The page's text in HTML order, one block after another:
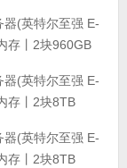
(英特尔至强 E-
存丨2块960GB
(英特尔至强 E-
存丨2块8TB
(英特尔至强 E-
存丨2块8TB